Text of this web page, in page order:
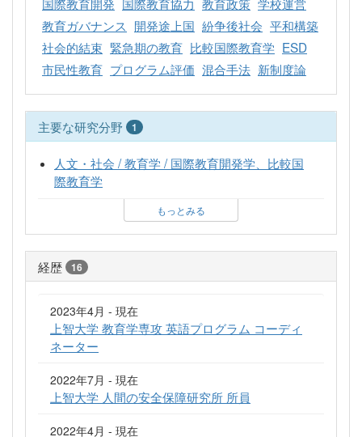
教育ガバナンス 開発途上国 紛争後社会 平和構築
社会的結束 緊急期の教育 比較国際教育学 ESD
市民性教育 プログラム評価 混合手法 新制度論
主要な研究分野 1
人文・社会 / 教育学 / 国際教育開発学、比較国
際教育学
もっとみる
経歴 16
2023年4月 - 現在
上智大学 教育学専攻 英語プログラム コーディ
ネーター
2022年7月 - 現在
上智大学 人間の安全保障研究所 所員
2022年4月 - 現在